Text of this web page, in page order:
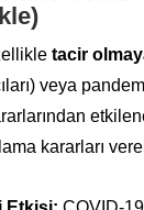
tacir
veya
kararları